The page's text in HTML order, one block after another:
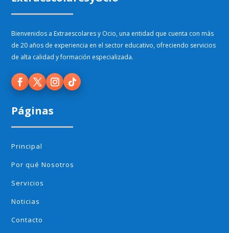
Bienvenidos a Extraescolares y Ocio, una entidad que cuenta con más
de 20 años de experiencia en el sector educativo, ofreciendo servicios
de alta calidad y formación especializada.
Páginas
Principal
Por qué Nosotros
Servicios
Noticias
Contacto